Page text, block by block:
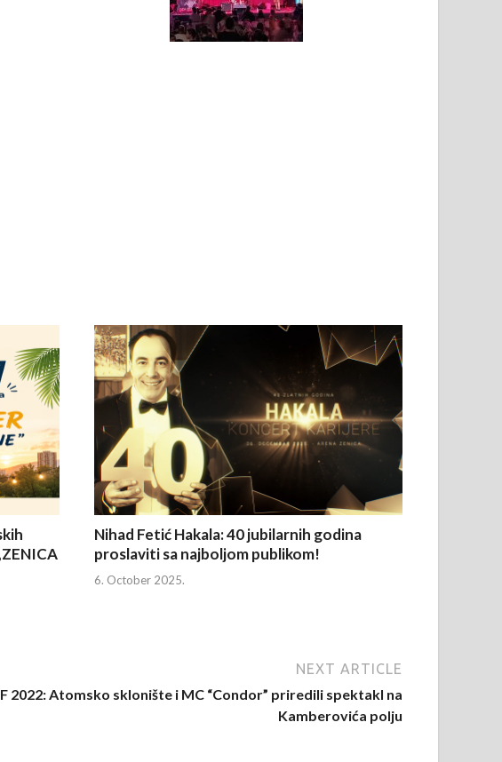
Nihad Fetić Hakala: 40 jubilarnih godina
proslaviti sa najboljom publikom!
6. October 2025.
NEXT ARTICLE
2022: Atomsko sklonište i MC “Condor” priredili spektakl na
Kamberovića polju